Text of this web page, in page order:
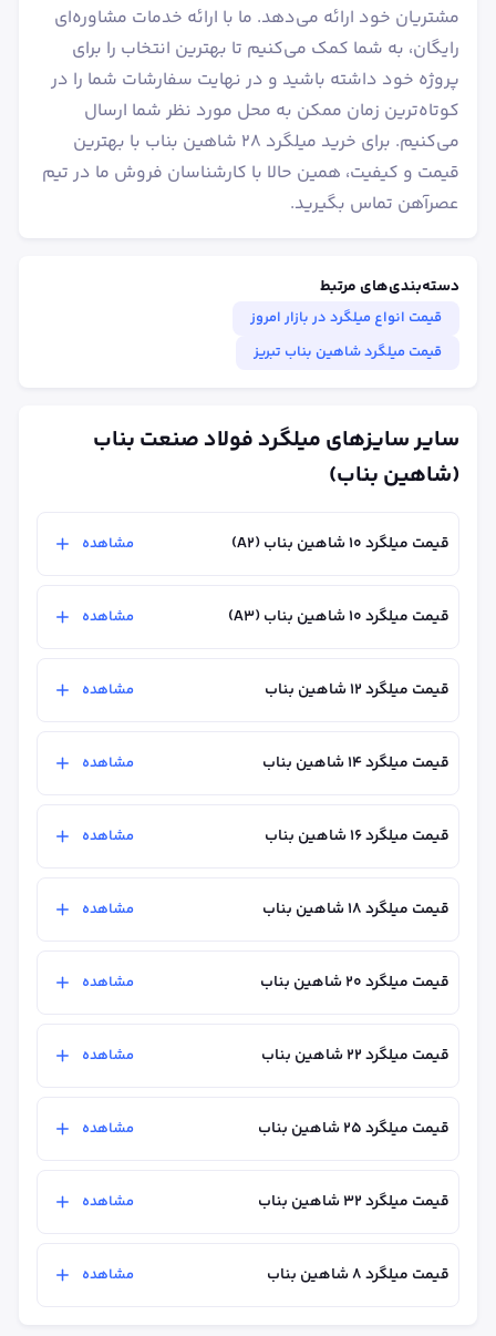
مشتریان خود ارائه می‌دهد. ما با ارائه خدمات مشاوره‌ای
رایگان، به شما کمک می‌کنیم تا بهترین انتخاب را برای
پروژه خود داشته باشید و در نهایت سفارشات شما را در
کوتاه‌ترین زمان ممکن به محل مورد نظر شما ارسال
می‌کنیم. برای خرید میلگرد ۲۸ شاهین بناب با بهترین
قیمت و کیفیت، همین حالا با کارشناسان فروش ما در تیم
عصرآهن تماس بگیرید.
دسته‌بندی‌های مرتبط
قیمت انواع میلگرد در بازار امروز
قیمت میلگرد شاهین بناب تبریز
سایر سایزهای میلگرد فولاد صنعت بناب
(شاهین بناب)
قیمت میلگرد ۱۰ شاهین بناب (A2) مشاهده
قیمت میلگرد ۱۰ شاهین بناب (A3) مشاهده
قیمت میلگرد ۱۲ شاهین بناب مشاهده
قیمت میلگرد 14 شاهین بناب مشاهده
قیمت میلگرد ۱۶ شاهین بناب مشاهده
قیمت میلگرد ۱۸ شاهین بناب مشاهده
قیمت میلگرد ۲۰ شاهین بناب مشاهده
قیمت میلگرد ۲۲ شاهین بناب مشاهده
قیمت میلگرد ۲۵ شاهین بناب مشاهده
قیمت میلگرد ۳۲ شاهین بناب مشاهده
قیمت میلگرد 8 شاهین بناب مشاهده